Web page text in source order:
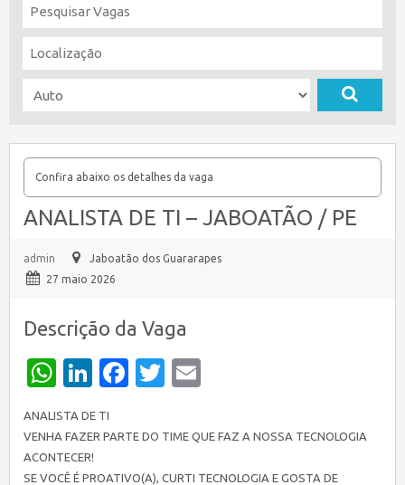
Confira abaixo os detalhes da vaga
ANALISTA DE TI – JABOATÃO / PE
admin
Jaboatão dos Guararapes
27 maio 2026
Descrição da Vaga
WhatsApp
LinkedIn
Facebook
Twitter
ANALISTA DE TI
VENHA FAZER PARTE DO TIME QUE FAZ A NOSSA TECNOLOGIA
ACONTECER!
SE VOCÊ É PROATIVO(A), CURTI TECNOLOGIA E GOSTA DE